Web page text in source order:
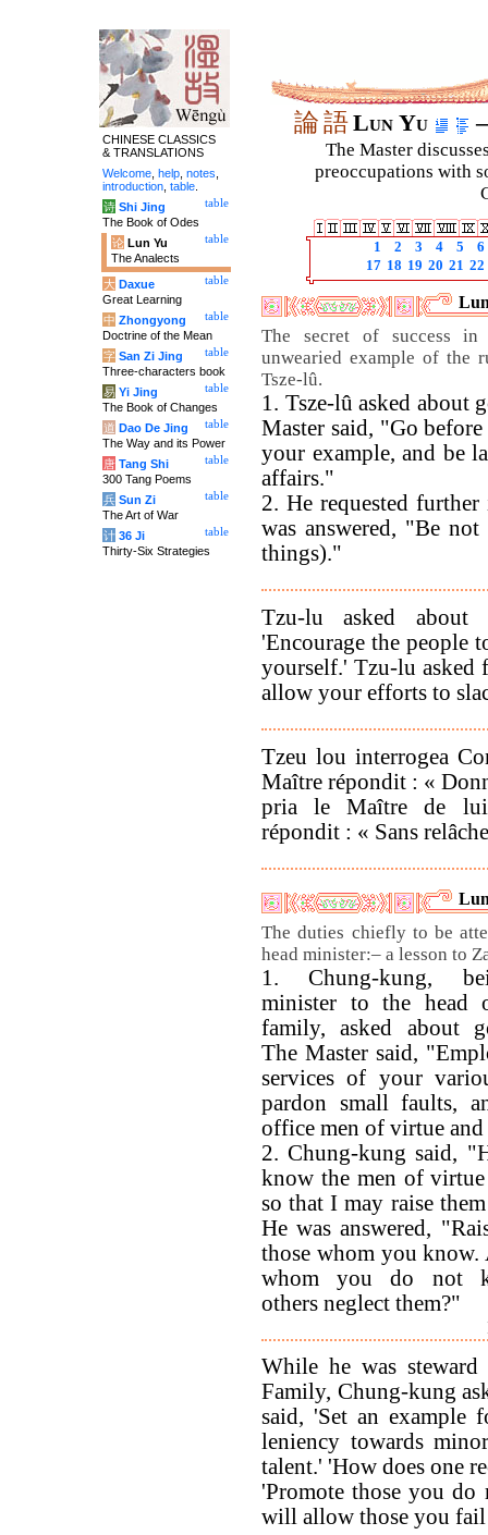
論語Lun Yu
The Master
preoccupations with
1 2 3 4 5
6
17 18 19 20 21 22
The secret of success
unwearied example of the
Tsze-lû.
1. Tsze-lû asked about
Master said, "Go
your example, and be
affairs."
2. He requested
was answered, "Be
things)."
Tzu-lu asked about
'Encourage the people
yourself.' Tzu-lu asked
allow your efforts to
Tzeu lou interrogea
Maître répondit : «
pria le Maître de lui
répondit : « Sans
The duties chiefly to be
head minister:– a lesson to
1. Chung-kung,
minister to the head
family, asked about
The Master said,
services of your
pardon small faults,
office men of virtue
2. Chung-kung said,
know the men of
so that I may raise
He was answered,
those whom you know.
whom you do not
others neglect them?"
While he was
Family, Chung-kung
said, 'Set an
leniency towards
talent.' 'How does one
'Promote those you do
will allow those you fail
CHINESE CLASSICS
& TRANSLATIONS
Welcome help notes
introduction table
table
诗 Shi Jing
The Book of Odes
table
论 Lun Yu
The Analects
table
大 Daxue
Great Learning
table
中 Zhongyong
Doctrine of the Mean
table
字 San Zi Jing
Three-characters book
table
易 Yi Jing
The Book of Changes
table
道 Dao De Jing
The Way and its Power
table
唐 Tang Shi
300 Tang Poems
table
兵 Sun Zi
The Art of War
table
计 36 Ji
Thirty-Six Strategies